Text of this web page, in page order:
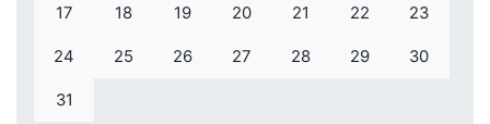
17 18 19 20 21 22 23
24 25 26 27 28 29 30
31